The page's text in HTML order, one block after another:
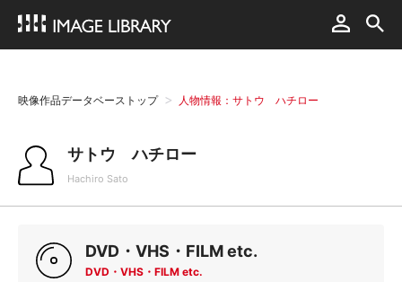
映像作品データベーストップ 人物情報：サトウ ハチロー
サトウ ハチロー
Hachiro Sato
DVD・VHS・FILM etc.
DVD・VHS・FILM etc.